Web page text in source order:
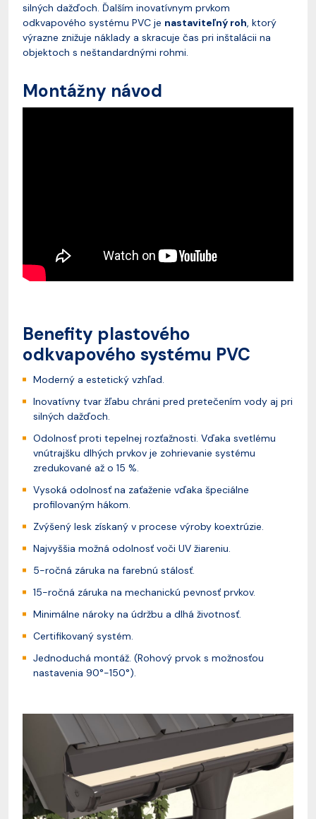
silných dažďoch. Ďalším inovatívnym prvkom
odkvapového systému PVC je nastaviteľný roh, ktorý
výrazne znižuje náklady a skracuje čas pri inštalácii na
objektoch s neštandardnými rohmi.
Montážny návod
Benefity plastového
odkvapového systému PVC
Moderný a estetický vzhľad.
Inovatívny tvar žľabu chráni pred pretečením vody aj pri
silných dažďoch.
Odolnosť proti tepelnej rozťažnosti. Vďaka svetlému
vnútrajšku dlhých prvkov je zohrievanie systému
zredukované až o 15 %.
Vysoká odolnosť na zaťaženie vďaka špeciálne
profilovaným hákom.
Zvýšený lesk získaný v procese výroby koextrúzie.
Najvyššia možná odolnosť voči UV žiareniu.
5-ročná záruka na farebnú stálosť.
15-ročná záruka na mechanickú pevnosť prvkov.
Minimálne nároky na údržbu a dlhá životnosť.
Certifikovaný systém.
Jednoduchá montáž. (Rohový prvok s možnosťou
nastavenia 90°-150°).